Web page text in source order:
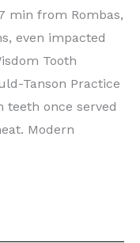
min from Rombas,
even impacted
Tooth
Tanson Practice
teeth once served
Modern